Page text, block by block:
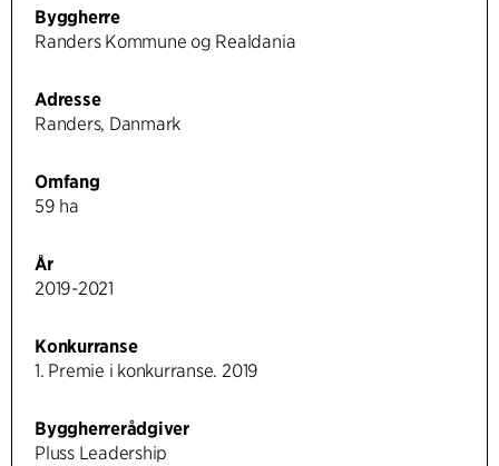
Byggherre
Randers Kommune og Realdania
Adresse
Randers, Danmark
Omfang
59 ha
År
2019-2021
Konkurranse
1. Premie i konkurranse. 2019
Byggherrerådgiver
Pluss Leadership